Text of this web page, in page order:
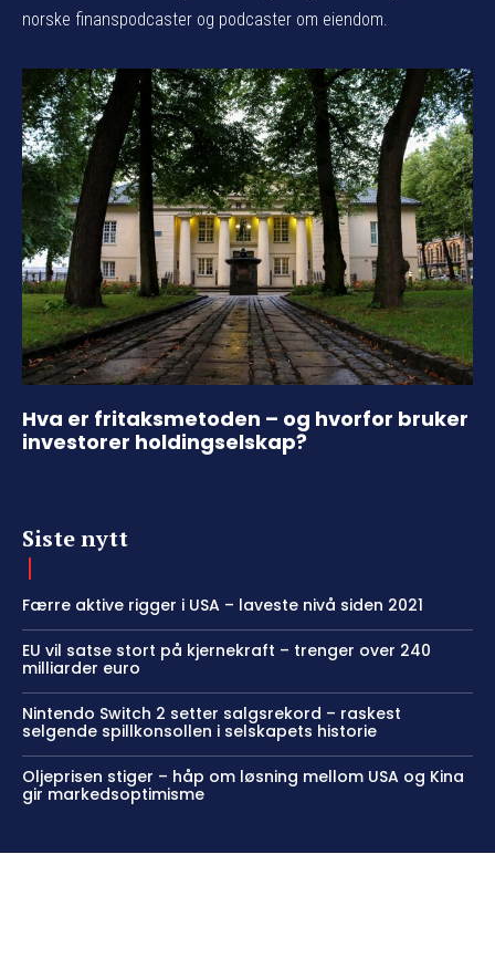
norske finanspodcaster og podcaster om eiendom.
Hva er fritaksmetoden – og hvorfor bruker
investorer holdingselskap?
Siste nytt
Færre aktive rigger i USA – laveste nivå siden 2021
EU vil satse stort på kjernekraft – trenger over 240
milliarder euro
Nintendo Switch 2 setter salgsrekord – raskest
selgende spillkonsollen i selskapets historie
Oljeprisen stiger – håp om løsning mellom USA og Kina
gir markedsoptimisme